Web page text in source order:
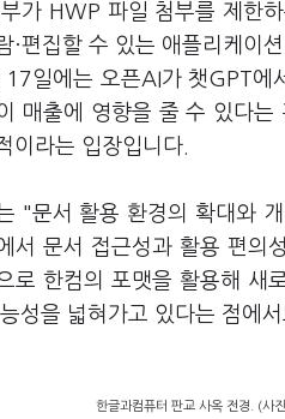
가 HWP 파일 첨부를 제한
·편집할 수 있는 애플리케이
17일에는 오픈AI가 챗GPT에
매출에 영향을 줄 수 있다
이라는 입장입니다.
"문서 활용 환경의 확대와
서 문서 접근성과 활용 편의
로 한컴의 포맷을 활용해 새
성을 넓혀가고 있다는 점에
한글과컴퓨터 판교 사옥 전경. (사